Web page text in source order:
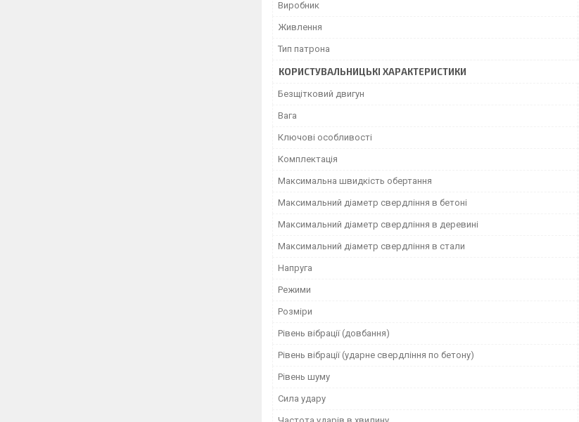
Виробник
Живлення
Тип патрона
КОРИСТУВАЛЬНИЦЬКІ ХАРАКТЕРИСТИКИ
Безщітковий двигун
Вага
Ключові особливості
Комплектація
Максимальна швидкість обертання
Максимальний діаметр свердління в бетоні
Максимальний діаметр свердління в деревині
Максимальний діаметр свердління в стали
Напруга
Режими
Розміри
Рівень вібрації (довбання)
Рівень вібрації (ударне свердління по бетону)
Рівень шуму
Сила удару